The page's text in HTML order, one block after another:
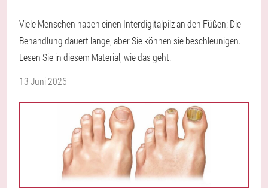
Viele Menschen haben einen Interdigitalpilz an den Füßen; Die
Behandlung dauert lange, aber Sie können sie beschleunigen.
Lesen Sie in diesem Material, wie das geht.
13 Juni 2026